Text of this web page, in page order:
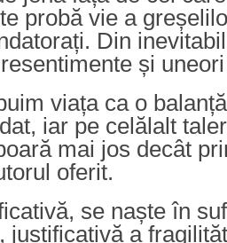
probă vie a
Din
și
viața ca o
iar pe celălalt
mai jos decât
oferit.
se naște în
justificativă a